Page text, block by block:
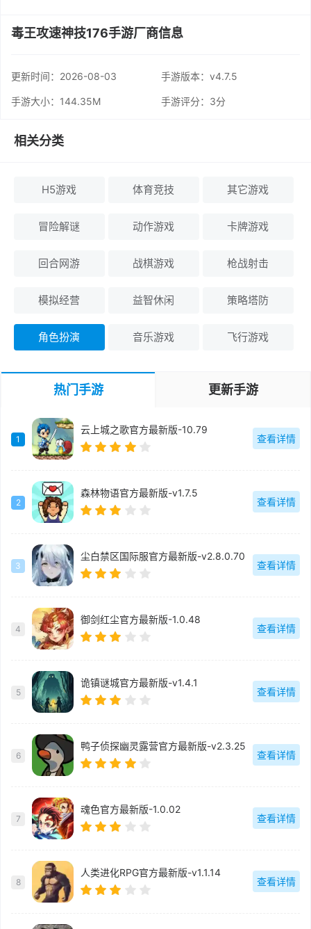
毒王攻速神技176手游厂商信息
更新时间： 2026-08-03 手游版本：v4.7.5
手游大小：144.35M 手游评分： 3分
相关分类
H5游戏 体育竞技 其它游戏
冒险解谜 动作游戏 卡牌游戏
回合网游 战棋游戏 枪战射击
模拟经营 益智休闲 策略塔防
角色扮演 音乐游戏 飞行游戏
热门手游 更新手游
1
云上城之歌官方最新版-10.79
查看详情
2
森林物语官方最新版-v1.7.5
查看详情
3
尘白禁区国际服官方最新版-v2.8.0.70
查看详情
4
御剑红尘官方最新版-1.0.48
查看详情
5
诡镇谜城官方最新版-v1.4.1
查看详情
6
鸭子侦探幽灵露营官方最新版-v2.3.25
查看详情
7
魂色官方最新版-1.0.02
查看详情
8
人类进化RPG官方最新版-v1.1.14
查看详情